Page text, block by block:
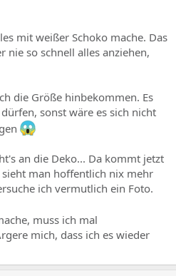
mit weißer Schoko mache. Das
nie so schnell alles anziehen,
die Größe hinbekommen. Es
sonst wäre es sich nicht
an die Deko... Da kommt jetzt
man hoffentlich nix mehr
ich vermutlich ein Foto.
muss ich mal
mich, dass ich es wieder